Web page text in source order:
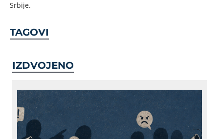
Srbije.
TAGOVI
IZDVOJENO